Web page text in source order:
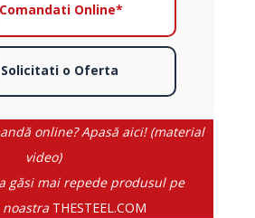
Comandati Online*
Solicitati o Oferta
online? Apasă aici! (material
video)
găsi mai repede produsul pe
THESTEEL.COM